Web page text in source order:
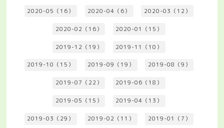
2020-05（16） 2020-04（6） 2020-03（12）
2020-02（16） 2020-01（15）
2019-12（19） 2019-11（10）
2019-10（15） 2019-09（19） 2019-08（9）
2019-07（22） 2019-06（18）
2019-05（15） 2019-04（13）
2019-03（29） 2019-02（11） 2019-01（7）